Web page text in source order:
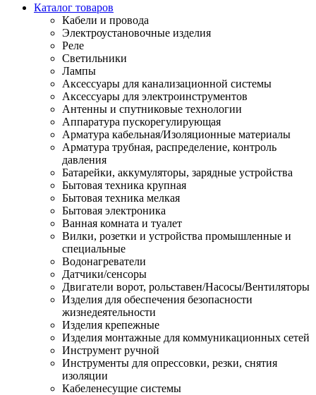
Каталог товаров
Кабели и провода
Электроустановочные изделия
Реле
Светильники
Лампы
Аксессуары для канализационной системы
Аксессуары для электроинструментов
Антенны и спутниковые технологии
Аппаратура пускорегулирующая
Арматура кабельная/Изоляционные материалы
Арматура трубная, распределение, контроль
давления
Батарейки, аккумуляторы, зарядные устройства
Бытовая техника крупная
Бытовая техника мелкая
Бытовая электроника
Ванная комната и туалет
Вилки, розетки и устройства промышленные и
специальные
Водонагреватели
Датчики/сенсоры
Двигатели ворот, рольставен/Насосы/Вентиляторы
Изделия для обеспечения безопасности
жизнедеятельности
Изделия крепежные
Изделия монтажные для коммуникационных сетей
Инструмент ручной
Инструменты для опрессовки, резки, снятия
изоляции
Кабеленесущие системы